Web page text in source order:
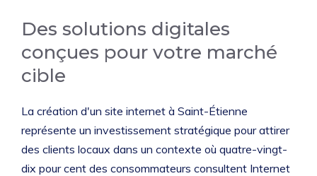
Des solutions digitales
conçues pour votre marché
cible
La création d'un site internet à Saint-Étienne
représente un investissement stratégique pour attirer
des clients locaux dans un contexte où quatre-vingt-
dix pour cent des consommateurs consultent Internet